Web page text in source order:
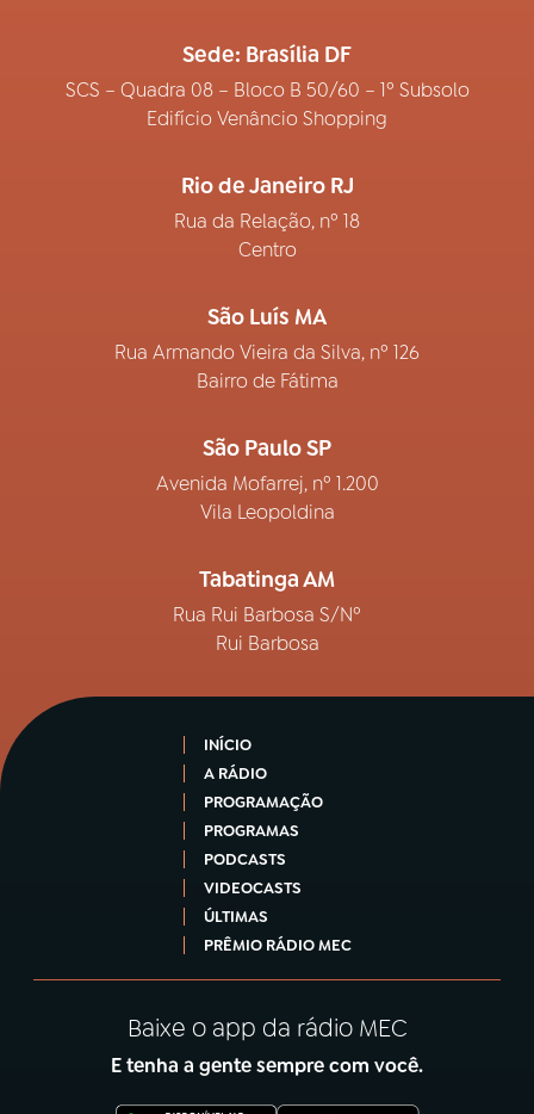
Sede: Brasília DF
SCS – Quadra 08 – Bloco B 50/60 – 1º Subsolo
Edifício Venâncio Shopping
Rio de Janeiro RJ
Rua da Relação, nº 18
Centro
São Luís MA
Rua Armando Vieira da Silva, nº 126
Bairro de Fátima
São Paulo SP
Avenida Mofarrej, nº 1.200
Vila Leopoldina
Tabatinga AM
Rua Rui Barbosa S/Nº
Rui Barbosa
INÍCIO
A RÁDIO
PROGRAMAÇÃO
PROGRAMAS
PODCASTS
VIDEOCASTS
ÚLTIMAS
PRÊMIO RÁDIO MEC
Baixe o app da rádio MEC
E tenha a gente sempre com você.